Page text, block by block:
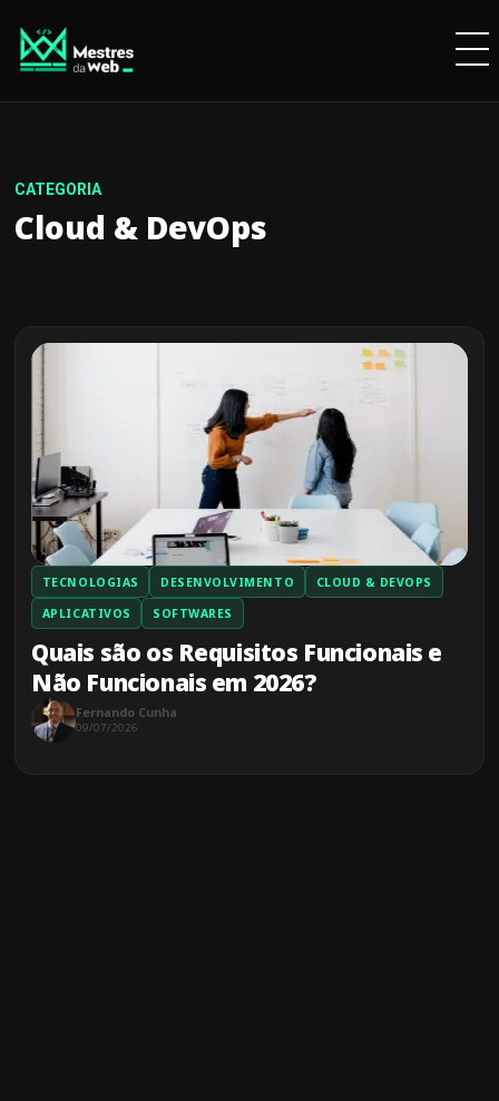
Cloud & DevOps
TECNOLOGIAS DESENVOLVIMENTO CLOUD & DEVOPS
APLICATIVOS SOFTWARES
Quais são os Requisitos Funcionais e
Não Funcionais em 2026?
Fernando Cunha
09/07/2026